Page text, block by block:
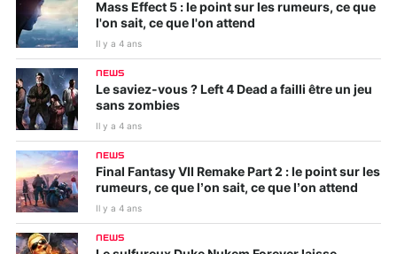
Mass Effect 5 : le point sur les rumeurs, ce que
l'on sait, ce que l'on attend
Il y a 4 ans
NEWS
Le saviez-vous ? Left 4 Dead a failli être un jeu
sans zombies
Il y a 4 ans
NEWS
Final Fantasy VII Remake Part 2 : le point sur les
rumeurs, ce que l’on sait, ce que l’on attend
Il y a 4 ans
NEWS